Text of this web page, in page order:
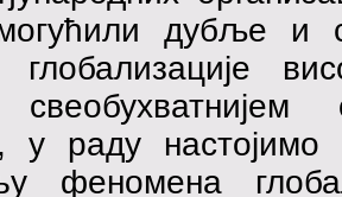
дубље и
свеобухватнијем
у раду
феномена